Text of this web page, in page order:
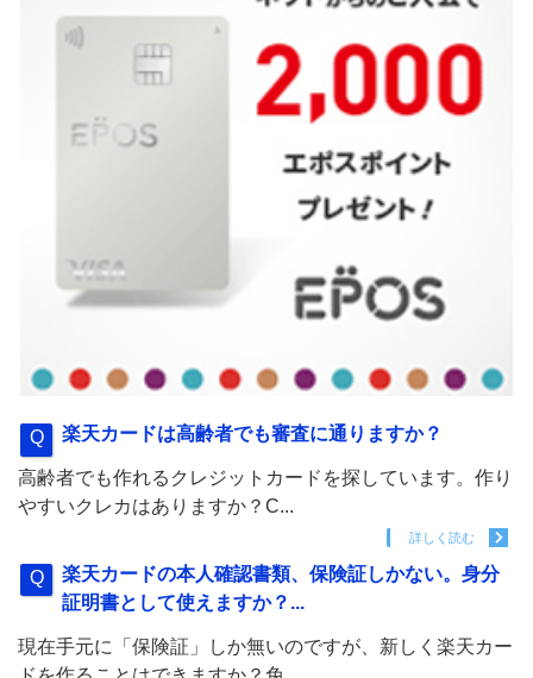
楽天カードは高齢者でも審査に通りますか？
高齢者でも作れるクレジットカードを探しています。作り
やすいクレカはありますか？C...
詳しく読む
楽天カードの本人確認書類、保険証しかない。身分
証明書として使えますか？...
現在手元に「保険証」しか無いのですが、新しく楽天カー